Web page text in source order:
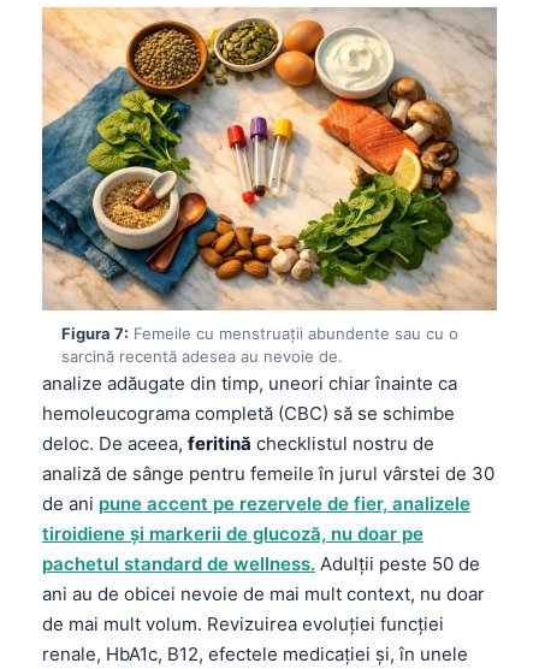
Figura 7: Femeile cu menstruații abundente sau cu o
sarcină recentă adesea au nevoie de.
analize adăugate din timp, uneori chiar înainte ca
hemoleucograma completă (CBC) să se schimbe
deloc. De aceea, feritină checklistul nostru de
analiză de sânge pentru femeile în jurul vârstei de 30
de ani pune accent pe rezervele de fier, analizele
tiroidiene și markerii de glucoză, nu doar pe
pachetul standard de wellness. Adulții peste 50 de
ani au de obicei nevoie de mai mult context, nu doar
de mai mult volum. Revizuirea evoluției funcției
renale, HbA1c, B12, efectele medicației și, în unele
Svenska
Bosanski
Azərbaycan dili
Eesti
Čeština
ქართული
Lietuvių kalba
Polski
한국어
Slovenščina
Magyar
Shqip
বাংলা
اردو
मराठी